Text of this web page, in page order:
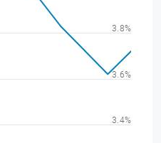
3.4%
3.6%
3.8%